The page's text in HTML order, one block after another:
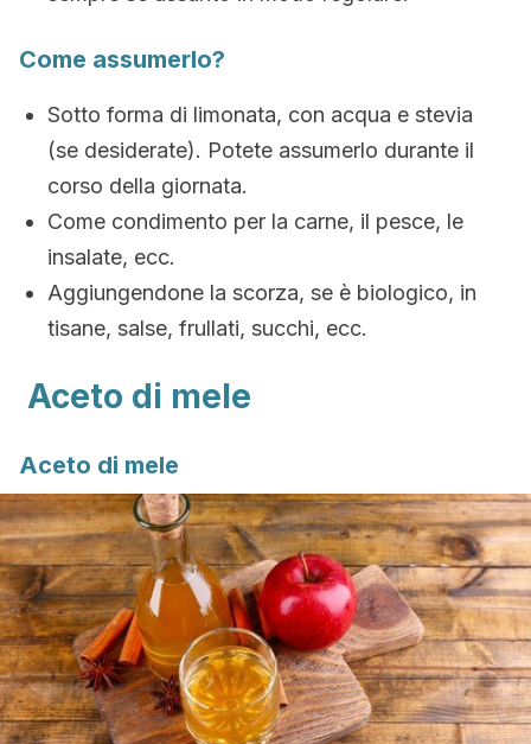
Come assumerlo?
Sotto forma di limonata, con acqua e stevia
(se desiderate). Potete assumerlo durante il
corso della giornata.
Come condimento per la carne, il pesce, le
insalate, ecc.
Aggiungendone la scorza, se è biologico, in
tisane, salse, frullati, succhi, ecc.
Aceto di mele
Aceto di mele